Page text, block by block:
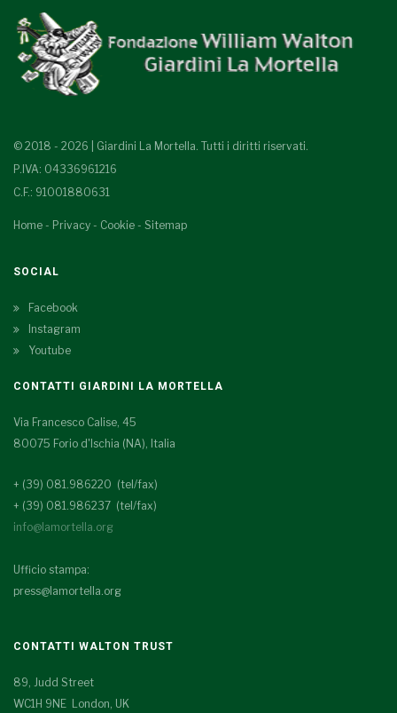
© 2018 - 2026 | Giardini La Mortella. Tutti i diritti riservati.
P.IVA: 04336961216
C.F.: 91001880631
Home - Privacy - Cookie - Sitemap
SOCIAL
Facebook
Instagram
Youtube
CONTATTI GIARDINI LA MORTELLA
Via Francesco Calise, 45
80075 Forio d'Ischia (NA), Italia
+ (39) 081.986220 (tel/fax)
+ (39) 081.986237 (tel/fax)
info@lamortella.org
Ufficio stampa:
press@lamortella.org
CONTATTI WALTON TRUST
89, Judd Street
WC1H 9NE London, UK